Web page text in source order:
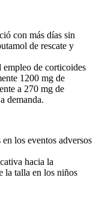
con más días sin
de rescate y
empleo de corticoides
1200 mg de
a 270 mg de
demanda.
los eventos adversos
hacia la
la talla en los niños